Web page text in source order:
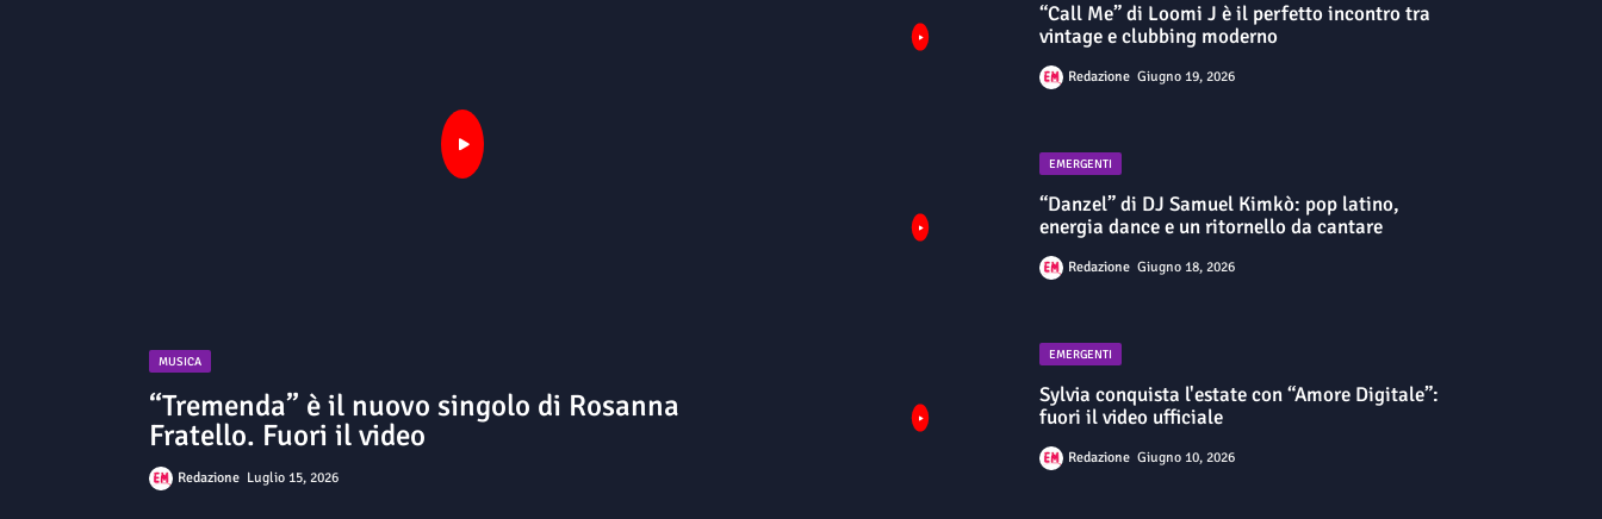
MUSICA
“Tremenda” è il nuovo singolo di Rosanna
Fratello. Fuori il video
Redazione Luglio 15, 2026
“Call Me” di Loomi J è il perfetto incontro tra
vintage e clubbing moderno
Redazione Giugno 19, 2026
EMERGENTI
“Danzel” di DJ Samuel Kimkò: pop latino,
energia dance e un ritornello da cantare
Redazione Giugno 18, 2026
EMERGENTI
Sylvia conquista l'estate con “Amore Digitale”:
fuori il video ufficiale
Redazione Giugno 10, 2026